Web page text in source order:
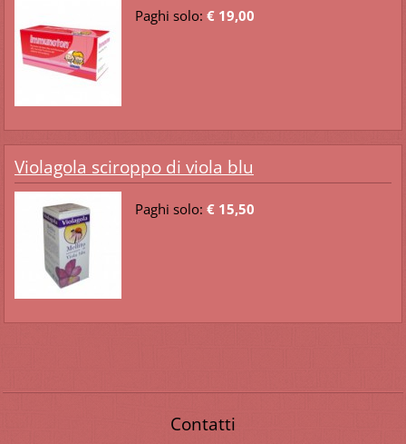
Paghi solo: € 19,00
Violagola sciroppo di viola blu
Paghi solo: € 15,50
Contatti